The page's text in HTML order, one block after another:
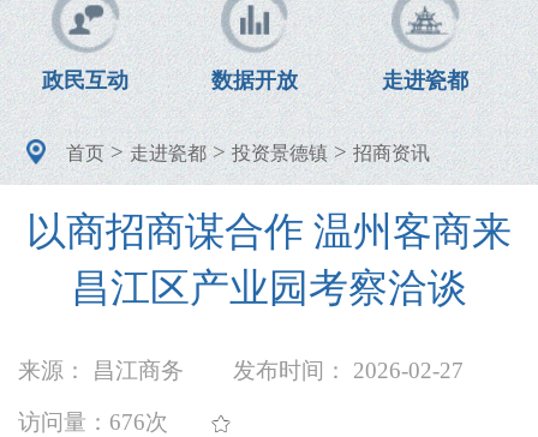
政民互动 数据开放 走进瓷都
首页>走进瓷都>投资景德镇>招商资讯
以商招商谋合作 温州客商来
昌江区产业园考察洽谈
来源： 昌江商务 发布时间： 2026-02-27
访问量： 676次